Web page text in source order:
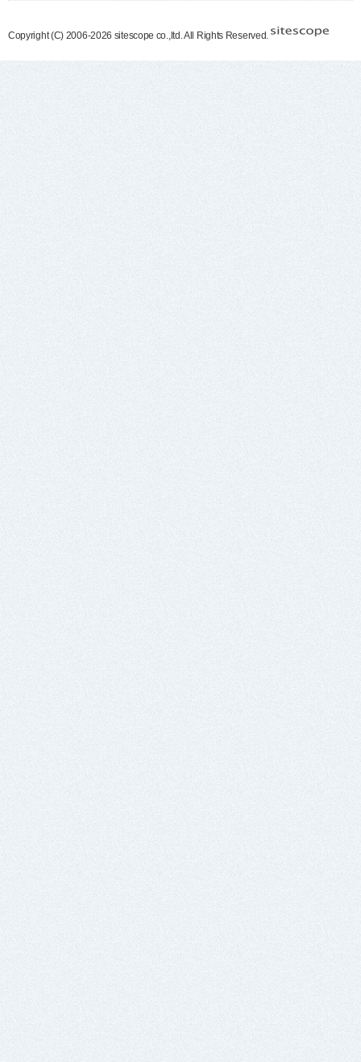
Copyright (C) 2006-2026 sitescope co.,ltd. All Rights Reserved.